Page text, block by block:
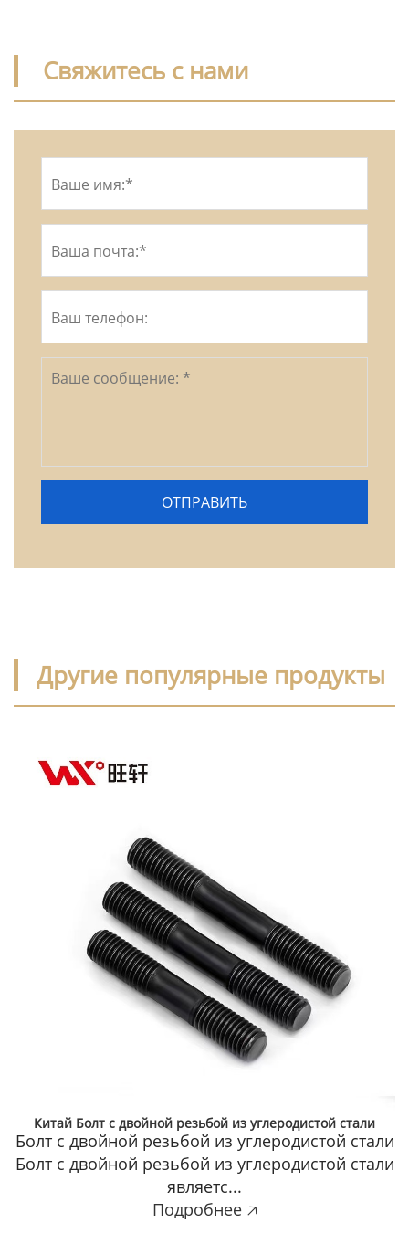
Свяжитесь с нами
Другие популярные продукты
Высокопрочный класс 8.8 10.9 12.9 Сталь Черные болты с
шестигранным углублением DIN912
Наименование Болт с внутренним
шестигранником Материал Углеродистая
сталь/нержавеющая сталь С...
Подробнее 🡥